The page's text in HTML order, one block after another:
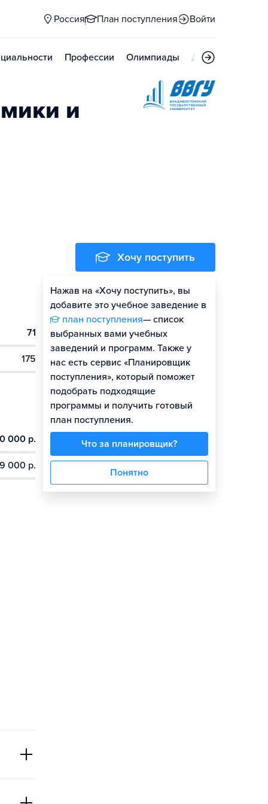
Россия План поступления Войти
Профессии Олимпиады Дни открытых
и
71
175
000 р.
000 р.
Хочу поступить
Нажав на «Хочу поступить», вы
добавите это учебное заведение в
план поступления— список
выбранных вами учебных
заведений и программ. Также у
нас есть сервис «Планировщик
поступления», который поможет
подобрать подходящие
программы и получить готовый
план поступления.
Что за планировщик?
Понятно
Оценить шансы